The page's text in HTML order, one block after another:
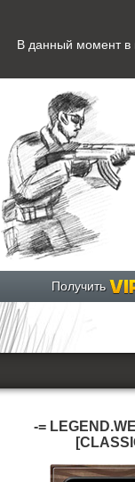
В данный момент в
Получить
-=